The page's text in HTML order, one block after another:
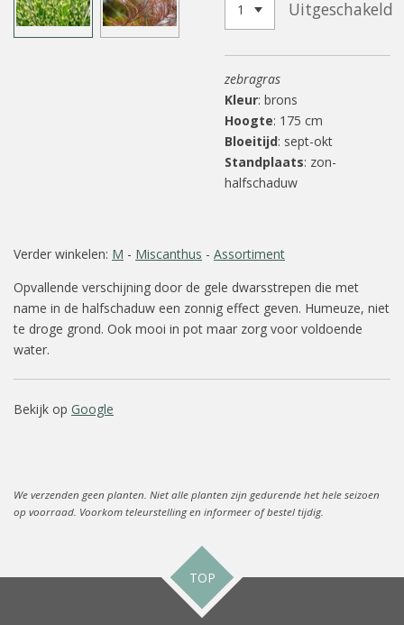
Uitgeschakeld
zebragras
Kleur: brons
Hoogte: 175 cm
Bloeitijd: sept-okt
Standplaats: zon-
halfschaduw
Verder winkelen: M - Miscanthus - Assortiment
Opvallende verschijning door de gele dwarsstrepen die met
name in de halfschaduw een zonnig effect geven. Humeuze, niet
te droge grond. Ook mooi in pot maar zorg voor voldoende
water.
Bekijk op Google
We verzenden geen planten. Niet alle planten zijn gedurende het hele seizoen
op voorraad. Voorkom teleurstelling en informeer of bestel tijdig.
TOP